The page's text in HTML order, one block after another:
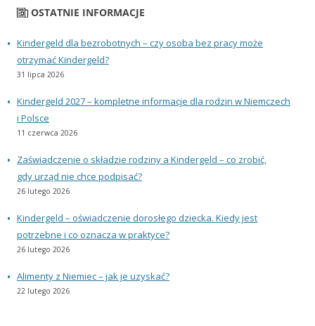
OSTATNIE INFORMACJE
Kindergeld dla bezrobotnych – czy osoba bez pracy może
otrzymać Kindergeld?
31 lipca 2026
Kindergeld 2027 – kompletne informacje dla rodzin w Niemczech
i Polsce
11 czerwca 2026
Zaświadczenie o składzie rodziny a Kindergeld – co zrobić,
gdy urząd nie chce podpisać?
26 lutego 2026
Kindergeld – oświadczenie dorosłego dziecka. Kiedy jest
potrzebne i co oznacza w praktyce?
26 lutego 2026
Alimenty z Niemiec – jak je uzyskać?
22 lutego 2026